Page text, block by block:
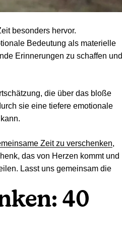
besonders hervor.
Bedeutung als materielle
Erinnerungen zu schaffen und
die über das bloße
sie eine tiefere emotionale
Zeit zu verschenken,
das von Herzen kommt und
Lasst uns gemeinsam die
40